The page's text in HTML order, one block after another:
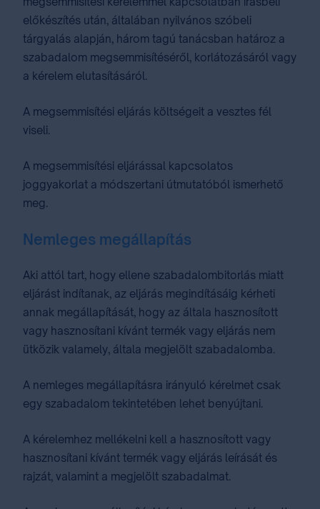
előkészítés után, általában nyilvános szóbeli
tárgyalás alapján, három tagú tanácsban határoz a
szabadalom megsemmisítéséről, korlátozásáról vagy
a kérelem elutasításáról.
A megsemmisítési eljárás költségeit a vesztes fél
viseli.
A megsemmisítési eljárással kapcsolatos
joggyakorlat a módszertani útmutatóból ismerhető
meg.
Nemleges megállapítás
Aki attól tart, hogy ellene szabadalombitorlás miatt
eljárást indítanak, az eljárás megindításáig kérheti
annak megállapítását, hogy az általa hasznosított
vagy hasznosítani kívánt termék vagy eljárás nem
ütközik valamely, általa megjelölt szabadalomba.
A nemleges megállapításra irányuló kérelmet csak
egy szabadalom tekintetében lehet benyújtani.
A kérelemhez mellékelni kell a hasznosított vagy
hasznosítani kívánt termék vagy eljárás leírását és
rajzát, valamint a megjelölt szabadalmat.